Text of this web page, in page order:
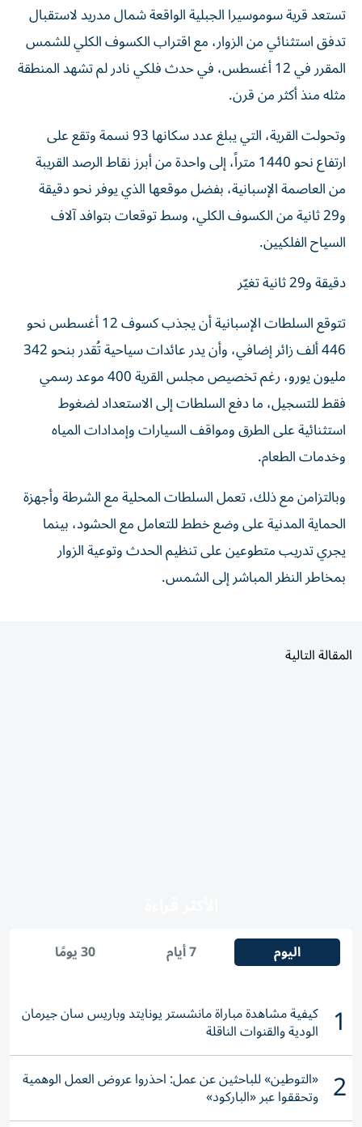
تستعد قرية سوموسيرا الجبلية الواقعة شمال مدريد لاستقبال
تدفق استثنائي من الزوار، مع اقتراب الكسوف الكلي للشمس
المقرر في 12 أغسطس، في حدث فلكي نادر لم تشهد المنطقة
مثله منذ أكثر من قرن.
وتحولت القرية، التي يبلغ عدد سكانها 93 نسمة وتقع على
ارتفاع نحو 1440 متراً، إلى واحدة من أبرز نقاط الرصد القريبة
من العاصمة الإسبانية، بفضل موقعها الذي يوفر نحو دقيقة
و29 ثانية من الكسوف الكلي، وسط توقعات بتوافد آلاف
السياح الفلكيين.
دقيقة و29 ثانية تغيّر
تتوقع السلطات الإسبانية أن يجذب كسوف 12 أغسطس نحو
446 ألف زائر إضافي، وأن يدر عائدات سياحية تُقدر بنحو 342
مليون يورو، رغم تخصيص مجلس القرية 400 موعد رسمي
فقط للتسجيل، ما دفع السلطات إلى الاستعداد لضغوط
استثنائية على الطرق ومواقف السيارات وإمدادات المياه
وخدمات الطعام.
وبالتزامن مع ذلك، تعمل السلطات المحلية مع الشرطة وأجهزة
الحماية المدنية على وضع خطط للتعامل مع الحشود، بينما
يجري تدريب متطوعين على تنظيم الحدث وتوعية الزوار
بمخاطر النظر المباشر إلى الشمس.
المقالة التالية
اليوم 7 أيام 30 يومًا
1 كيفية مشاهدة مباراة مانشستر يونايتد وباريس سان جيرمان
الودية والقنوات الناقلة
2 «التوطين» للباحثين عن عمل: احذروا عروض العمل الوهمية
وتحققوا عبر «الباركود»